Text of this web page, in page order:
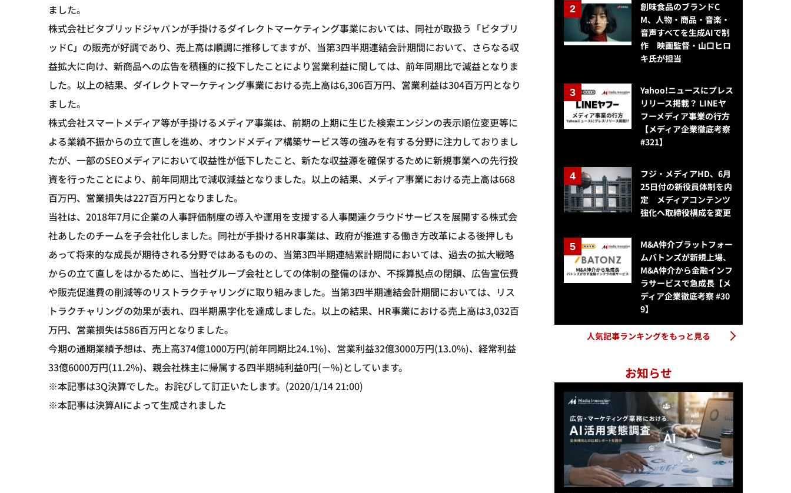
ました。
株式会社ビタブリッドジャパンが手掛けるダイレクトマーケティング事業においては、同社が取扱う「ビタブリ
ッドC」の販売が好調であり、売上高は順調に推移してますが、当第3四半期連結会計期間において、さらなる収
益拡大に向け、新商品への広告を積極的に投下したことにより営業利益に関しては、前年同期比で減益となりま
した。以上の結果、ダイレクトマーケティング事業における売上高は6,306百万円、営業利益は304百万円となり
ました。
株式会社スマートメディア等が手掛けるメディア事業は、前期の上期に生じた検索エンジンの表示順位変更等に
よる業績不振からの立て直しを進め、オウンドメディア構築サービス等の強みを有する分野に注力しておりまし
たが、一部のSEOメディアにおいて収益性が低下したこと、新たな収益源を確保するために新規事業への先行投
資を行ったことにより、前年同期比で減収減益となりました。以上の結果、メディア事業における売上高は668
百万円、営業損失は227百万円となりました。
当社は、2018年7月に企業の人事評価制度の導入や運用を支援する人事関連クラウドサービスを展開する株式会
社あしたのチームを子会社化しました。同社が手掛けるHR事業は、政府が推進する働き方改革による後押しも
あって将来的な成長が期待される分野ではあるものの、当第3四半期連結累計期間においては、過去の拡大戦略
からの立て直しをはかるために、当社グループ会社としての体制の整備のほか、不採算拠点の閉鎖、広告宣伝費
や販売促進費の削減等のリストラクチャリングに取り組みました。当第3四半期連結会計期間においては、リス
トラクチャリングの効果が表れ、四半期黒字化を達成しました。以上の結果、HR事業における売上高は3,032百
万円、営業損失は586百万円となりました。
今期の通期業績予想は、売上高374億1000万円(前年同期比24.1%)、営業利益32億3000万円(13.0%)、経常利益
33億6000万円(11.2%)、親会社株主に帰属する四半期純利益0円(－%)としています。
※本記事は3Q決算でした。お詫びして訂正いたします。(2020/1/14 21:00)
※本記事は決算AIによって生成されました
創味食品のブランドC
M、人物・商品・音楽・
音声すべてを生成AIで制
作 映画監督・山口ヒロ
キ氏が担当
Yahoo!ニュースにプレス
リリース掲載？ LINEヤ
フーメディア事業の行方
【メディア企業徹底考察
#321】
フジ・メディアHD、6月
25日付の新役員体制を内
定 メディアコンテンツ
強化へ取締役構成を変更
M&A仲介プラットフォー
ムバトンズが新規上場、
M&A仲介から金融インフ
ラサービスで急成長【メ
ディア企業徹底考察 #30
9】
人気記事ランキングをもっと見る
お知らせ